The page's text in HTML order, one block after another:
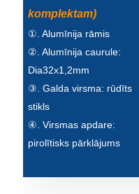
komplektam)
①. Alumīnija rāmis
②. Alumīnija caurule:
Dia32x1,2mm
③. Galda virsma: rūdīts
stikls
④. Virsmas apdare:
pirolītisks pārklājums